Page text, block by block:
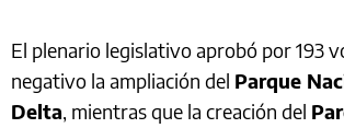
El plenario legislativo aprobó por 193
negativo la ampliación del Parque
Delta, mientras que la creación del